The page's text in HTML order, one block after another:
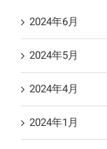
2024年6月
2024年5月
2024年4月
2024年1月